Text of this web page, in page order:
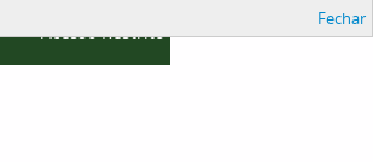
Acesso Restrito
Fechar